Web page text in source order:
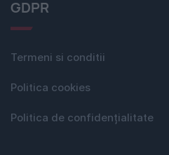
GDPR
Termeni si conditii
Politica cookies
Politica de confidențialitate